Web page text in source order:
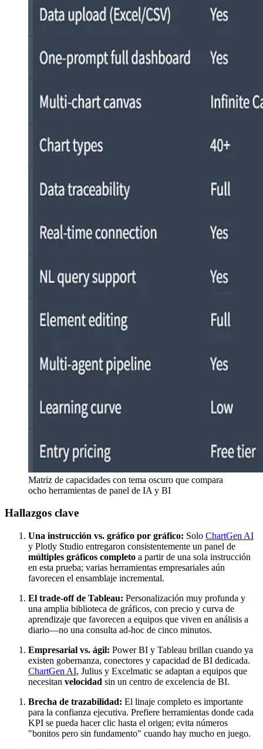
Matriz de capacidades con tema oscuro que compara
ocho herramientas de panel de IA y BI
Hallazgos clave
Una instrucción vs. gráfico por gráfico: Solo ChartGen AI
y Plotly Studio entregaron consistentemente un panel de
múltiples gráficos completo a partir de una sola instrucción
en esta prueba; varias herramientas empresariales aún
favorecen el ensamblaje incremental.
El trade-off de Tableau: Personalización muy profunda y
una amplia biblioteca de gráficos, con precio y curva de
aprendizaje que favorecen a equipos que viven en análisis a
diario—no una consulta ad-hoc de cinco minutos.
Empresarial vs. ágil: Power BI y Tableau brillan cuando ya
existen gobernanza, conectores y capacidad de BI dedicada.
ChartGen AI, Julius y Excelmatic se adaptan a equipos que
necesitan velocidad sin un centro de excelencia de BI.
Brecha de trazabilidad: El linaje completo es importante
para la confianza ejecutiva. Prefiere herramientas donde cada
KPI se pueda hacer clic hasta el origen; evita números
"bonitos pero sin fundamento" cuando hay mucho en juego.